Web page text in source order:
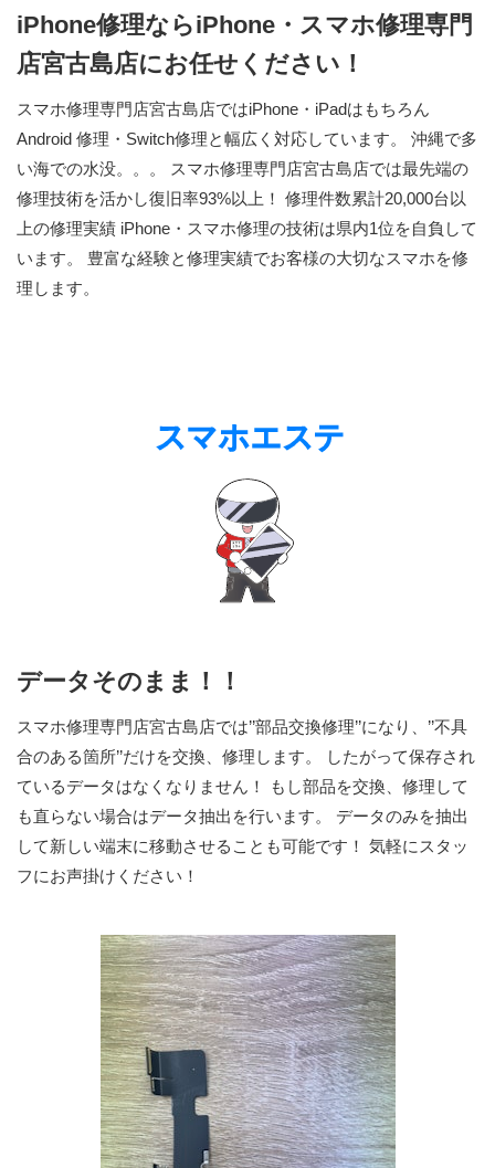
iPhone修理ならiPhone・スマホ修理専門
店宮古島店にお任せください！
スマホ修理専門店宮古島店ではiPhone・iPadはもちろん
Android 修理・Switch修理と幅広く対応しています。 沖縄で多
い海での水没。。。 スマホ修理専門店宮古島店では最先端の
修理技術を活かし復旧率93%以上！ 修理件数累計20,000台以
上の修理実績 iPhone・スマホ修理の技術は県内1位を自負して
います。 豊富な経験と修理実績でお客様の大切なスマホを修
理します。
データそのまま！！
スマホ修理専門店宮古島店では’’部品交換修理’’になり、’’不具
合のある箇所’’だけを交換、修理します。 したがって保存され
ているデータはなくなりません！ もし部品を交換、修理して
も直らない場合はデータ抽出を行います。 データのみを抽出
して新しい端末に移動させることも可能です！ 気軽にスタッ
フにお声掛けください！